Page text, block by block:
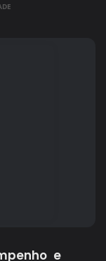
e